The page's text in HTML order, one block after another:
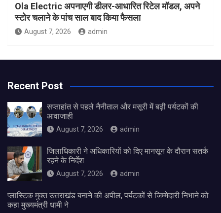
Ola Electric अपनाएगी डीलर-आधारित रिटेल मॉडल, अपने
स्टोर चलाने के पांच साल बाद किया फैसला
August 7, 2026 admin
Recent Post
सप्ताहांत से पहले नैनीताल और मसूरी में बढ़ी पर्यटकों की
आवाजाही
August 7, 2026 admin
जिलाधिकारी ने अधिकारियों को दिए मानसून के दौरान सतर्क
रहने के निर्देश
August 7, 2026 admin
प्लास्टिक मुक्त उत्तराखंड बनाने की अपील, पर्यटकों से जिम्मेदारी निभाने को
कहा मुख्यमंत्री धामी ने